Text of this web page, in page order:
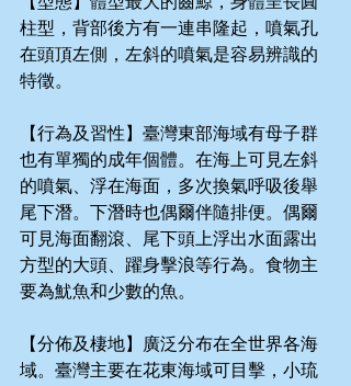
柱型，背部後方有一連串隆起，噴氣孔
在頭頂左側，左斜的噴氣是容易辨識的
特徵。
【行為及習性】臺灣東部海域有母子群
也有單獨的成年個體。在海上可見左斜
的噴氣、浮在海面，多次換氣呼吸後舉
尾下潛。下潛時也偶爾伴隨排便。偶爾
可見海面翻滾、尾下頭上浮出水面露出
方型的大頭、躍身擊浪等行為。食物主
要為魷魚和少數的魚。
【分佈及棲地】廣泛分布在全世界各海
域。臺灣主要在花東海域可目擊，小琉